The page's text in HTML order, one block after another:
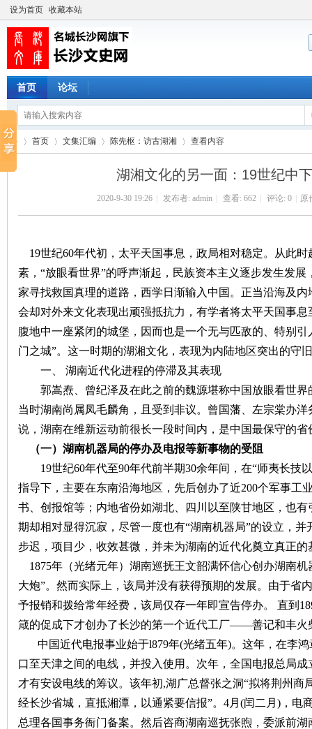
设为首页 收藏本站
首页 论坛
首页 文集汇编
›
陈先枢：访古湖湘
›
查看内容
湖湘文化的另一面：19世纪中
2020-9-30 19:26 发布者: admin 查看: 662 评论: 0 原
19世纪60年代初，太平天国事息，政局相对稳定。从此
素，“放眼看世界”的呼声渐起，民族资本主义逐步发生发
家寻找救国真理的道路，西学日渐输入中国。正当沿海及
会却对外来文化表现出顽强抵抗力，有学者将太平天国事
腹地中一座紧闭的城堡，因而也是一个无与匹敌的、特别
门之城”。 这一时期的湖湘文化，表现为内陆地区突出的守
一、 湖南近代化进程的停滞及其表现
郭嵩焘、曾纪泽及在此之前的魏源堪称中国放眼看世
当时湖南尚属凤毛麟角，且受到非议。曾国藩、左宗棠办
说，湖南在维新运动前很长一段时间内，是中国最保守的省
（一）湖南机器局的停办及电报等新事物的受阻
19世纪60年代至90年代前半期30余年间，在“师夷长技
指导下，主要在东南沿海地区，先后创办了近200个军事工
书、创报馆等；内地省份如湖北、四川以至陕甘地区，也
期却相对显得沉寂，尽管一度也有“湖南机器局”的设立，
步迟，项目少，收效甚微，并未为湖南的近代化奠立真正的
1875年（光绪元年）湖南巡抚王文韶满怀信心创办湖南
大炮”。 然而实际上，该局并没有获得预期的发展。由于省
予报销和拨给常年经费，该局仅存一年即宣告停办。
直到
箴的促成下才创办了长沙的第一个近代工厂——善记和丰火
中国近代电报事业始于l879年(光绪五年)。这年，在李
口至天津之间的电线，并投入使用。次年，全国电报总局
才有安设电线的筹议。该年初,湖广总督张之洞“拟将荆州商
经长沙省城，直抵湘潭，以通紧要信报”。4月(闰二月)，电
总理各国事务衙门备案。然后咨商湖南巡抚张煦，委派前